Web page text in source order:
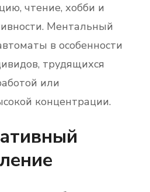
чтение, хобби и
Ментальный
в особенности
трудящихся
или
концентрации.